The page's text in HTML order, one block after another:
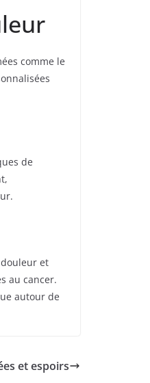
comme le
de
et
au cancer.
autour de
et espoirs